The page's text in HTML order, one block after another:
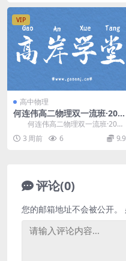
VIP
高中物理
何连伟高二物理双一流班·202
5-26年上学期暑秋课 百度网盘
何连伟高二物理双一流班·2025
-26年上学期暑秋课，开课时间：20
25年 ...
3 周前 6 9.9
评论(0)
您的邮箱地址不会被公开。